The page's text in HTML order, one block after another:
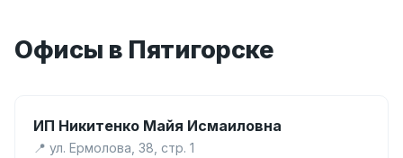
Офисы в Пятигорске
ИП Никитенко Майя Исмаиловна
📍 ул. Ермолова, 38, стр. 1